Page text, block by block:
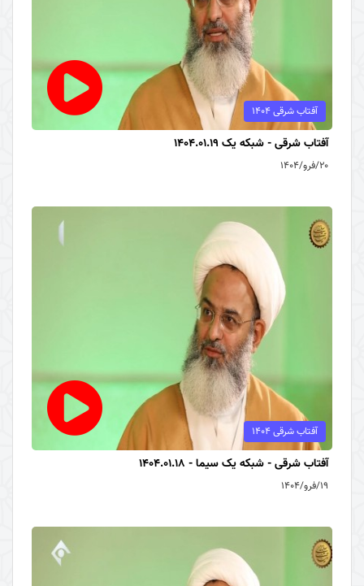
آفتاب شرقی 1404
آفتاب شرقی - شبکه یک 1404.01.19
۲۰/فرو/۱۴۰۴
آفتاب شرقی 1404
آفتاب شرقی - شبکه یک سیما - 1404.01.18
۱۹/فرو/۱۴۰۴